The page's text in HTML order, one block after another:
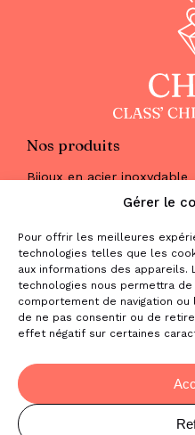
Gérer le
Pour offrir les meilleures
technologies telles que les
aux informations des appareils.
technologies nous permettra
comportement de navigation
de ne pas consentir ou de
effet négatif sur certaines
Nos produits
Bijoux en acier inoxydable
Maquillage
Parfums
Nous trouver
& nous contacter
2 place de la Liberté
31470 Saint-Lys
06 52 05 69 65